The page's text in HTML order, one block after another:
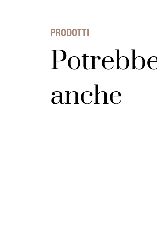
PRODOTTI
anche